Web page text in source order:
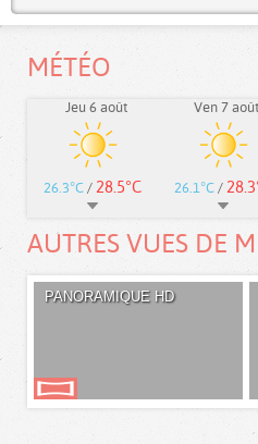
MÉTÉO
Jeu 6 août
26.3°C / 28.5°C
Ven 7 août
26.1°C /
AUTRES VUES DE
PANORAMIQUE HD